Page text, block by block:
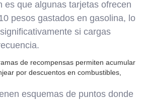
es que algunas tarjetas ofrecen
pesos gastados en gasolina, lo
si cargas
de recompensas permiten acumular
por descuentos en combustibles,
esquemas de puntos donde